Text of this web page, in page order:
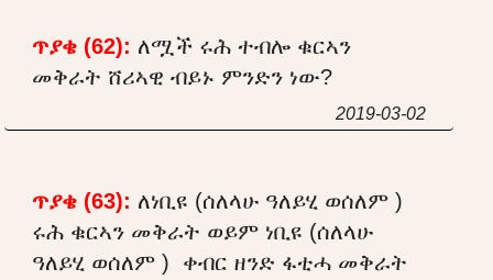
ጥያቄ (62): ለሟች ሩሕ ተብሎ ቁርኣን
መቅራት ሸሪኣዊ ብይኑ ምንድን ነው?
2019-03-02
ጥያቄ (63): ለነቢዩ (ሰለላሁ ዓለይሂ ወሰለም )
ሩሕ ቁርኣን መቅራት ወይም ነቢዩ (ሰለላሁ
ዓለይሂ ወሰለም ) ቀብር ዘንድ ፋቲሓ መቅራት